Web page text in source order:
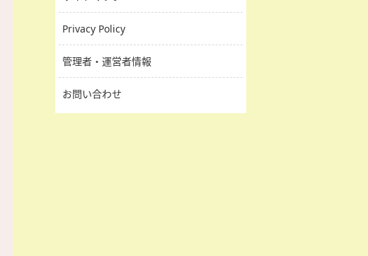
Privacy Policy
管理者・運営者情報
お問い合わせ